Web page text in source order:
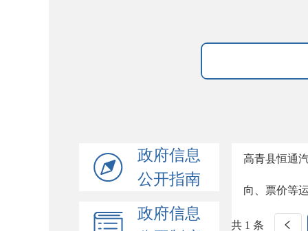
政府信息
公开指南
政府信息
高青县恒通
向、票价等
共 1 条